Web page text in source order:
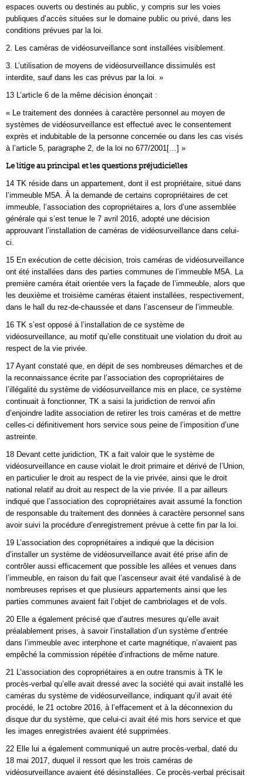
espaces ouverts ou destinés au public, y compris sur les voies
publiques d’accès situées sur le domaine public ou privé, dans les
conditions prévues par la loi.
2. Les caméras de vidéosurveillance sont installées visiblement.
3. L’utilisation de moyens de vidéosurveillance dissimulés est
interdite, sauf dans les cas prévus par la loi. »
13 L’article 6 de la même décision énonçait :
« Le traitement des données à caractère personnel au moyen de
systèmes de vidéosurveillance est effectué avec le consentement
exprès et indubitable de la personne concernée ou dans les cas visés
à l’article 5, paragraphe 2, de la loi no 677/2001[…] »
Le litige au principal et les questions préjudicielles
14 TK réside dans un appartement, dont il est propriétaire, situé dans
l’immeuble M5A. À la demande de certains copropriétaires de cet
immeuble, l’association des copropriétaires a, lors d’une assemblée
générale qui s’est tenue le 7 avril 2016, adopté une décision
approuvant l’installation de caméras de vidéosurveillance dans celui-
ci.
15 En exécution de cette décision, trois caméras de vidéosurveillance
ont été installées dans des parties communes de l’immeuble M5A. La
première caméra était orientée vers la façade de l’immeuble, alors que
les deuxième et troisième caméras étaient installées, respectivement,
dans le hall du rez-de-chaussée et dans l’ascenseur de l’immeuble.
16 TK s’est opposé à l’installation de ce système de
vidéosurveillance, au motif qu’elle constituait une violation du droit au
respect de la vie privée.
17 Ayant constaté que, en dépit de ses nombreuses démarches et de
la reconnaissance écrite par l’association des copropriétaires de
l’illégalité du système de vidéosurveillance mis en place, ce système
continuait à fonctionner, TK a saisi la juridiction de renvoi afin
d’enjoindre ladite association de retirer les trois caméras et de mettre
celles-ci définitivement hors service sous peine de l’imposition d’une
astreinte.
18 Devant cette juridiction, TK a fait valoir que le système de
vidéosurveillance en cause violait le droit primaire et dérivé de l’Union,
en particulier le droit au respect de la vie privée, ainsi que le droit
national relatif au droit au respect de la vie privée. Il a par ailleurs
indiqué que l’association des copropriétaires avait assumé la fonction
de responsable du traitement des données à caractère personnel sans
avoir suivi la procédure d’enregistrement prévue à cette fin par la loi.
19 L’association des copropriétaires a indiqué que la décision
d’installer un système de vidéosurveillance avait été prise afin de
contrôler aussi efficacement que possible les allées et venues dans
l’immeuble, en raison du fait que l’ascenseur avait été vandalisé à de
nombreuses reprises et que plusieurs appartements ainsi que les
parties communes avaient fait l’objet de cambriolages et de vols.
20 Elle a également précisé que d’autres mesures qu’elle avait
préalablement prises, à savoir l’installation d’un système d’entrée
dans l’immeuble avec interphone et carte magnétique, n’avaient pas
empêché la commission répétée d’infractions de même nature.
21 L’association des copropriétaires a en outre transmis à TK le
procès-verbal qu’elle avait dressé avec la société qui avait installé les
caméras du système de vidéosurveillance, indiquant qu’il avait été
procédé, le 21 octobre 2016, à l’effacement et à la déconnexion du
disque dur du système, que celui-ci avait été mis hors service et que
les images enregistrées avaient été supprimées.
22 Elle lui a également communiqué un autre procès-verbal, daté du
18 mai 2017, duquel il ressort que les trois caméras de
vidéosurveillance avaient été désinstallées. Ce procès-verbal précisait